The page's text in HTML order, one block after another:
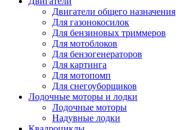
Двигатели общего назначения
Для газонокосилок
Для бензиновых триммеров
Для мотоблоков
Для бензогенераторов
Для картинга
Для мотопомп
Для снегоуборщиков
Лодочные моторы и лодки
Лодочные моторы
Надувные лодки